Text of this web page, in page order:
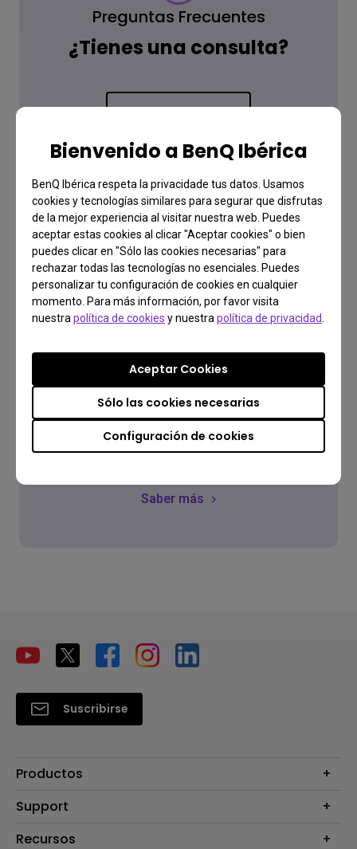
Bienvenido a BenQ Ibérica
BenQ Ibérica respeta la privacidade tus datos. Usamos
cookies y tecnologías similares para segurar que disfrutas
de la mejor experiencia al visitar nuestra web. Puedes
aceptar estas cookies al clicar "Aceptar cookies" o bien
puedes clicar en "Sólo las cookies necesarias" para
rechazar todas las tecnologías no esenciales. Puedes
personalizar tu configuración de cookies en cualquier
momento. Para más información, por favor visita
nuestra política de cookies y nuestra política de privacidad
Configuración de cookies
Sólo las cookies necesarias
Aceptar Cookies
Preguntas Frecuentes
¿Tienes una consulta?
Descargar
Encuentra los últimos
manuales de uso
Ir a descargas
Saber más
Suscribirse
Productos
Proyectores
Iluminación
Support
Contáctanos
Recursos